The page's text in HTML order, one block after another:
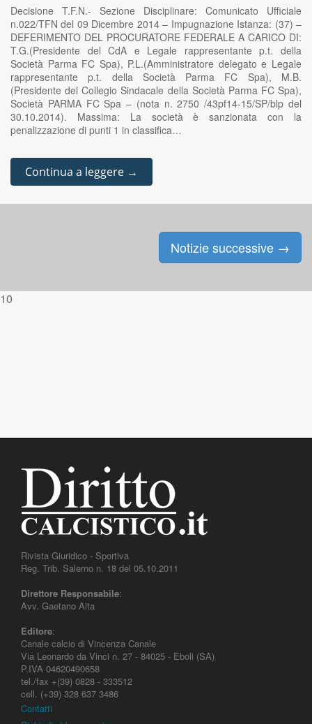
Decisione T.F.N.- Sezione Disciplinare: Comunicato Ufficiale
n.022/TFN del 09 Dicembre 2014 – Impugnazione Istanza: (37) –
DEFERIMENTO DEL PROCURATORE FEDERALE A CARICO DI:
T.G.(Presidente del CdA e Legale rappresentante p.t. della
Società Parma FC Spa), P.L.(Amministratore delegato e Legale
rappresentante p.t. della Società Parma FC Spa), M.B.
(Presidente del Collegio Sindacale della Società Parma FC Spa),
Società PARMA FC Spa – (nota n. 2750 /43pf14-15/SP/blp del
30.10.2014). Massima: La società è sanzionata con la
penalizzazione di punti 1 in classifica…
Continua a leggere →
Posts navigationNotizie successive →
10
Rivista Giuridico - Sportiva
Reg. Trib. Salerno n. 18 del 05.10.2011
Direttore Responsabile:
Avv. Gaetano Aita
Editore:
Canale calcio di Vincenza Canale
Via Leonardo da Vinci n. 27 - 84025 - Eboli (SA)
P.IVA 04620490658
tel./fax +(39) 0828 - 333512
cell. (+39) 328 637 3486
Contatti